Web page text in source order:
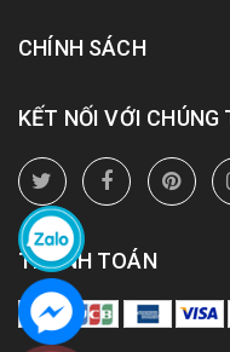
CHÍNH SÁCH
KẾT NỐI VỚI CHÚNG
THANH TOÁN